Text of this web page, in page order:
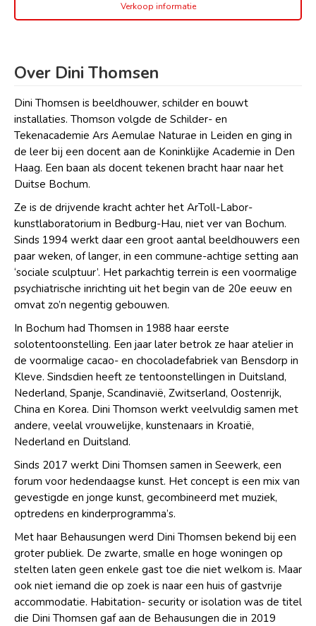
Verkoop informatie
Over Dini Thomsen
Dini Thomsen is beeldhouwer, schilder en bouwt
installaties. Thomson volgde de Schilder- en
Tekenacademie Ars Aemulae Naturae in Leiden en ging in
de leer bij een docent aan de Koninklijke Academie in Den
Haag. Een baan als docent tekenen bracht haar naar het
Duitse Bochum.
Ze is de drijvende kracht achter het ArToll-Labor-
kunstlaboratorium in Bedburg-Hau, niet ver van Bochum.
Sinds 1994 werkt daar een groot aantal beeldhouwers een
paar weken, of langer, in een commune-achtige setting aan
‘sociale sculptuur’. Het parkachtig terrein is een voormalige
psychiatrische inrichting uit het begin van de 20e eeuw en
omvat zo’n negentig gebouwen.
In Bochum had Thomsen in 1988 haar eerste
solotentoonstelling. Een jaar later betrok ze haar atelier in
de voormalige cacao- en chocoladefabriek van Bensdorp in
Kleve. Sindsdien heeft ze tentoonstellingen in Duitsland,
Nederland, Spanje, Scandinavië, Zwitserland, Oostenrijk,
China en Korea. Dini Thomson werkt veelvuldig samen met
andere, veelal vrouwelijke, kunstenaars in Kroatië,
Nederland en Duitsland.
Sinds 2017 werkt Dini Thomsen samen in Seewerk, een
forum voor hedendaagse kunst. Het concept is een mix van
gevestigde en jonge kunst, gecombineerd met muziek,
optredens en kinderprogramma’s.
Met haar Behausungen werd Dini Thomsen bekend bij een
groter publiek. De zwarte, smalle en hoge woningen op
stelten laten geen enkele gast toe die niet welkom is. Maar
ook niet iemand die op zoek is naar een huis of gastvrije
accommodatie. Habitation- security or isolation was de titel
die Dini Thomsen gaf aan de Behausungen die in 2019